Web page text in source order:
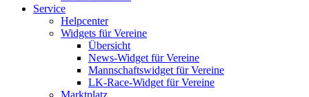
Service
Helpcenter
Widgets für Vereine
Übersicht
News-Widget für Vereine
Mannschaftswidget für Vereine
LK-Race-Widget für Vereine
Marktplatz